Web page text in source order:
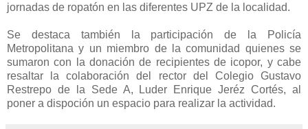
jornadas de ropatón en las diferentes UPZ de la localidad.
Se destaca también la participación de la Policía
Metropolitana y un miembro de la comunidad quienes se
sumaron con la donación de recipientes de icopor, y cabe
resaltar la colaboración del rector del Colegio Gustavo
Restrepo de la Sede A, Luder Enrique Jeréz Cortés, al
poner a dispoción un espacio para realizar la actividad.